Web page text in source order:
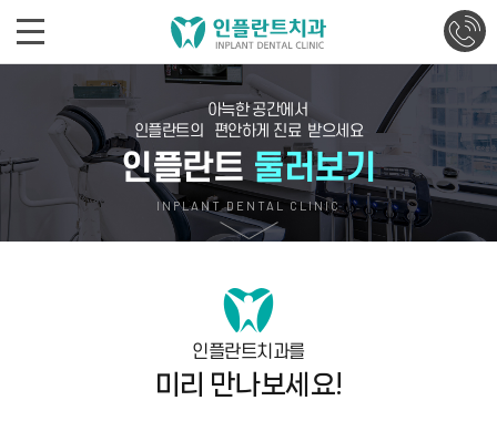
인플란트의
아늑한 공간에서
편안하게 진료 받으세요
인플란트 둘러보기
INPLANT DENTAL CLINIC
인플란트치과를
미리 만나보세요!